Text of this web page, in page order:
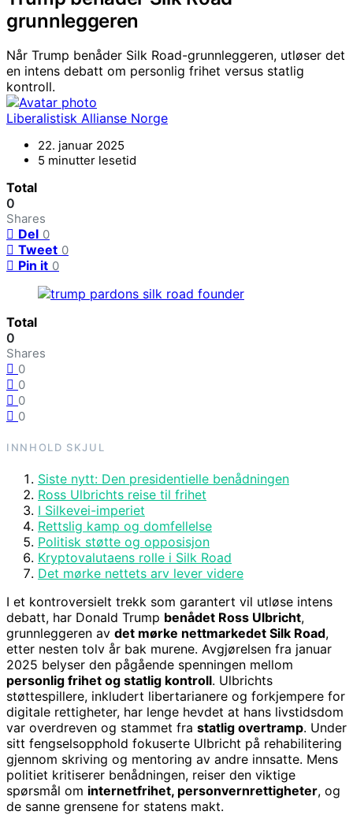
grunnleggeren
Når Trump benåder Silk Road-grunnleggeren, utløser det
en intens debatt om personlig frihet versus statlig
kontroll.
Liberalistisk Allianse Norge
22. januar 2025
5 minutter lesetid
Total
0
Shares
Del 0
Tweet 0
Pin it 0
Total
0
Shares
0
0
0
0
INNHOLD SKJUL
Siste nytt: Den presidentielle benådningen
Ross Ulbrichts reise til frihet
I Silkevei-imperiet
Rettslig kamp og domfellelse
Politisk støtte og opposisjon
Kryptovalutaens rolle i Silk Road
Det mørke nettets arv lever videre
I et kontroversielt trekk som garantert vil utløse intens
debatt, har Donald Trump benådet Ross Ulbricht,
grunnleggeren av det mørke nettmarkedet Silk Road,
etter nesten tolv år bak murene. Avgjørelsen fra januar
2025 belyser den pågående spenningen mellom
personlig frihet og statlig kontroll. Ulbrichts
støttespillere, inkludert libertarianere og forkjempere for
digitale rettigheter, har lenge hevdet at hans livstidsdom
var overdreven og stammet fra statlig overtramp. Under
sitt fengselsopphold fokuserte Ulbricht på rehabilitering
gjennom skriving og mentoring av andre innsatte. Mens
politiet kritiserer benådningen, reiser den viktige
spørsmål om internetfrihet, personvernrettigheter, og
de sanne grensene for statens makt.